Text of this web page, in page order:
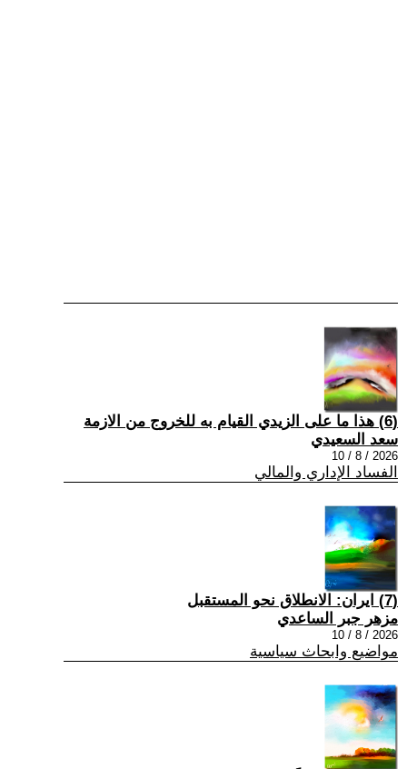
(6) هذا ما على الزيدي القيام به للخروج من الازمة
سعد السعيدي
2026 / 8 / 10
الفساد الإداري والمالي
(7) ايران: الانطلاق نحو المستقبل
مزهر جبر الساعدي
2026 / 8 / 10
مواضيع وابحاث سياسية